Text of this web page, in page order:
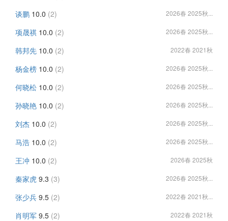
谈鹏 10.0 (2) 2026春 2025秋...
项晟祺 10.0 (2) 2026春 2025秋...
韩邦先 10.0 (2) 2022春 2021秋
杨金榜 10.0 (2) 2026春 2025秋...
何晓松 10.0 (2) 2026春 2025秋...
孙晓艳 10.0 (2) 2026春 2025秋...
刘杰 10.0 (2) 2026春 2025秋...
马浩 10.0 (2) 2026春 2025秋...
王冲 10.0 (2) 2026春 2025秋
秦家虎 9.3 (3) 2026春 2025秋...
张少兵 9.5 (2) 2022春 2021秋...
肖明军 9.5 (2) 2022春 2021秋